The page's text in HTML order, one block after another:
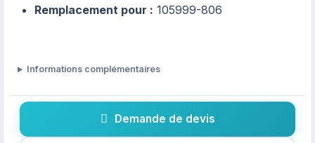
Remplacement pour : 105999-806
Informations complémentaires
Demande de devis